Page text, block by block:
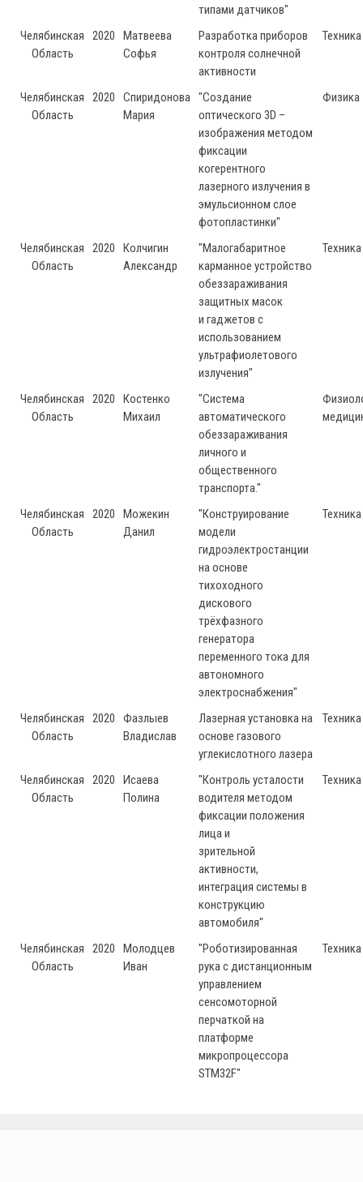
типами датчиков"
Челябинская
Область
2020
Матвеева
Софья
Разработка приборов
контроля солнечной
активности
Техника
Челябинская
Область
2020
Спиридонова
Мария
"Создание
оптического 3D –
изображения методом
фиксации
когерентного
лазерного излучения в
эмульсионном слое
фотопластинки"
Физика
Челябинская
Область
2020
Колчигин
Александр
"Малогабаритное
карманное устройство
обеззараживания
защитных масок
и гаджетов с
использованием
ультрафиолетового
излучения"
Техника
Челябинская
Область
2020
Костенко
Михаил
"Система
автоматического
обеззараживания
личного и
общественного
транспорта."
Челябинская
Область
2020
Можекин
Данил
"Конструирование
модели
гидроэлектростанции
на основе
тихоходного
дискового
трёхфазного
генератора
переменного тока для
автономного
электроснабжения"
Техника
Челябинская
Область
2020
Фазлыев
Владислав
Лазерная установка на
основе газового
углекислотного лазера
Техника
Челябинская
Область
2020
Исаева
Полина
"Контроль усталости
водителя методом
фиксации положения
лица и
зрительной
активности,
интеграция системы в
конструкцию
автомобиля"
Техника
Челябинская
Область
2020
Молодцев
Иван
"Роботизированная
рука с дистанционным
управлением
сенсомоторной
перчаткой на
платформе
микропроцессора
STM32F"
Техника